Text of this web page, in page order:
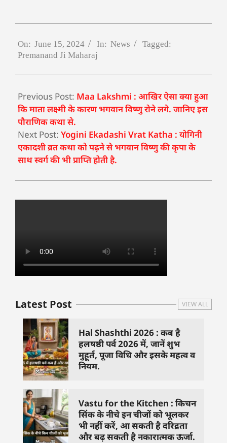
On: June 15, 2024 In: News
Tagged:
Premanand Ji Maharaj
Previous Post: Maa Lakshmi : आखिर ऐसा क्या हुआ
कि माता लक्ष्मी के कारण भगवान विष्णु रोने लगे. जानिए इस
पौराणिक कथा से.
Next Post: Yogini Ekadashi Vrat Katha : योगिनी
एकादशी व्रत कथा को पढ़ने से भगवान विष्णु की कृपा के
साथ स्वर्ग की भी प्राप्ति होती है.
Latest Post VIEW ALL
Hal Shashthi 2026 : कब है
हलषष्ठी पर्व 2026 में, जानें शुभ
मुहूर्त, पूजा विधि और इसके महत्व व
नियम.
Vastu for the Kitchen : किचन
सिंक के नीचे इन चीजों को भूलकर
भी नहीं करें, आ सकती है दरिद्रता
और बढ़ सकती है नकारात्मक ऊर्जा.